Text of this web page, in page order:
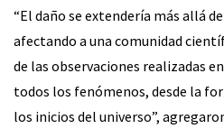
“El daño se extendería más allá
afectando a una comunidad
de las observaciones realizadas
todos los fenómenos, desde la
los inicios del universo”,